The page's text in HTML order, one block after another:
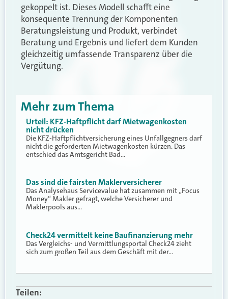
gekoppelt ist. Dieses Modell schafft eine
konsequente Trennung der Komponenten
Beratungsleistung und Produkt, verbindet
Beratung und Ergebnis und liefert dem Kunden
gleichzeitig umfassende Transparenz über die
Vergütung.
Mehr zum Thema
Urteil: KFZ-Haftpflicht darf Mietwagenkosten
nicht drücken
Die KFZ-Haftpflichtversicherung eines Unfallgegners darf
nicht die geforderten Mietwagenkosten kürzen. Das
entschied das Amtsgericht Bad…
Das sind die fairsten Maklerversicherer
Das Analysehaus Servicevalue hat zusammen mit „Focus
Money“ Makler gefragt, welche Versicherer und
Maklerpools aus…
Check24 vermittelt keine Baufinanzierung mehr
Das Vergleichs- und Vermittlungsportal Check24 zieht
sich zum großen Teil aus dem Geschäft mit der…
Teilen: